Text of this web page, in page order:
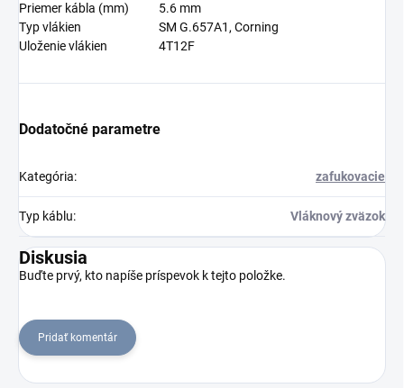
Priemer kábla (mm)
5.6 mm
Typ vlákien
SM G.657A1, Corning
Uloženie vlákien
4T12F
Dodatočné parametre
Kategória: zafukovacie
Typ káblu: Vláknový zväzok
Diskusia
Buďte prvý, kto napíše príspevok k tejto položke.
Pridať komentár